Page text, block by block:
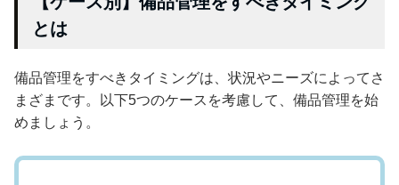
とは
備品管理をすべきタイミングは、状況やニーズによってさ
まざまです。以下5つのケースを考慮して、備品管理を始
めましょう。